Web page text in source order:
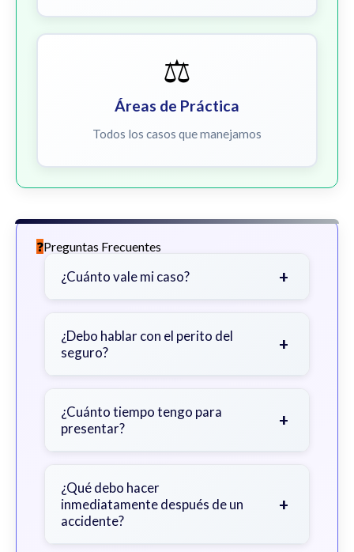
⚖️
Áreas de Práctica
Todos los casos que manejamos
Preguntas Frecuentes
¿Cuánto vale mi caso? +
gravedad de sus lesiones, facturas
médicas, tiempo fuera del trabajo y
¿Debo hablar con el perito del
seguro?
+
primero con un abogado para evitar
declaraciones que perjudiquen su
¿Cuánto tiempo tengo para
presentar?
+
con excepciones. Consulte para
obtener orientación específica.
¿Qué debo hacer
inmediatamente después de un
accidente?
+